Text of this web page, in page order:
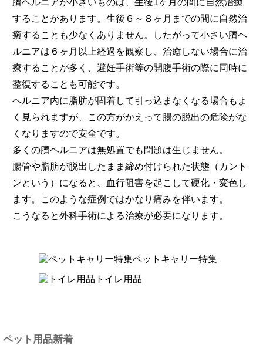
臍ヘルニアが小さいものは、生後1ヶ月の間に自然治癒
することがあります。生後６～８ヶ月までの間に自然治
癒することも少なくありません。したがって小さい臍ヘ
ルニアは６ヶ月以上経過を観察し、治癒しない場合に治
療することが多く、避妊手術等の開腹手術の際に同時に
整復することも可能です。
ヘルニア内に脂肪が固着して引っ込まなくなる場合もよ
く見られますが、この方がかえって腸の脱出の危険がな
くなりますので安全です。
多くの臍ヘルニアは無処置でも問題は生じません。
腸管や脂肪が脱出したまま締め付けられた状態（カント
ンという）になると、血行阻害を起こして硬化・変色し
ます。このような症例ではかなり痛みを伴います。
こうなると外科手術による治療が必要になります。
ペットキャリー特集
トイレ用品
ペット用品新着